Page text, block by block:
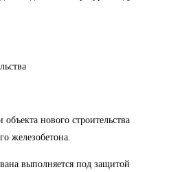
нового строительства
железобетона.
выполняется под защитой